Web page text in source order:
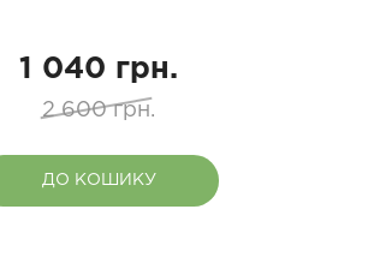
1 040 грн.
2 600 грн.
ДО КОШИКУ